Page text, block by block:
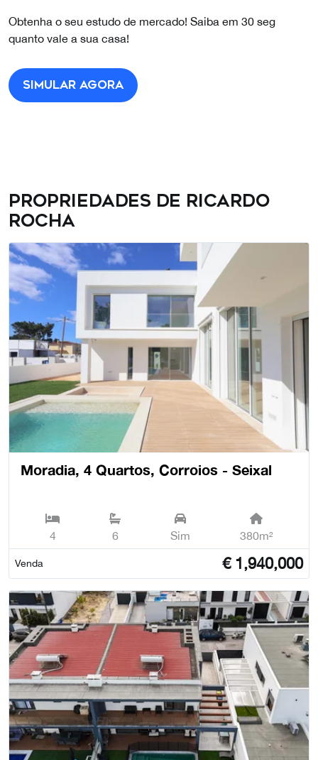
base na confiança e no profissionalismo, cativando cada
cliente com uma abordagem confiante e uma
Além do excelente conhecimento de mercado, Ricardo
almoços e encontros com parceiros e clientes ajudam-
no a fortalecer relações e a estar sempre atento a novas
oportunidades e tendências.
Pai dedicado e apaixonado por viagens e pela praia, o
nosso consultor traz para o seu trabalho a mesma leveza
e entusiasmo que cultiva na sua vida pessoal. Para
Ricardo Rocha, o sucesso no setor imobiliário é mais do
que vender imóveis – é construir histórias e relações de
confiança duradouras.
Obtenha o seu estudo de mercado! Saiba em 30 seg
quanto vale a sua casa!
Simular agora
Propriedades de Ricardo
Rocha
Moradia, 4 Quartos, Corroios - Seixal
4 6 Sim 380m²
Venda € 1,940,000